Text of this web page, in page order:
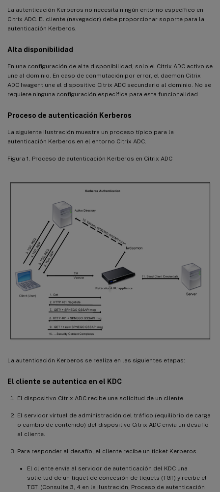
La autenticación Kerberos no necesita ningún entorno específico en
Citrix ADC. El cliente (navegador) debe proporcionar soporte para la
autenticación Kerberos.
Alta disponibilidad
En una configuración de alta disponibilidad, solo el Citrix ADC activo se
une al dominio. En caso de conmutación por error, el daemon Citrix
ADC lwagent une el dispositivo Citrix ADC secundario al dominio. No se
requiere ninguna configuración específica para esta funcionalidad.
Proceso de autenticación Kerberos
La siguiente ilustración muestra un proceso típico para la
autenticación Kerberos en el entorno Citrix ADC.
Figura 1. Proceso de autenticación Kerberos en Citrix ADC
La autenticación Kerberos se realiza en las siguientes etapas:
El cliente se autentica en el KDC
El dispositivo Citrix ADC recibe una solicitud de un cliente.
El servidor virtual de administración del tráfico (equilibrio de carga
o cambio de contenido) del dispositivo Citrix ADC envía un desafío
al cliente.
Para responder al desafío, el cliente recibe un ticket Kerberos.
El cliente envía al servidor de autenticación del KDC una
solicitud de un tíquet de concesión de tíquets (TGT) y recibe el
TGT. (Consulte 3, 4 en la ilustración, Proceso de autenticación